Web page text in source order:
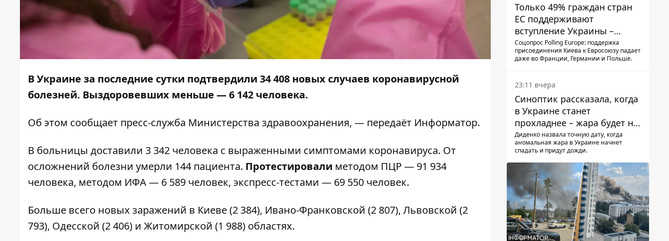
В Украине за последние сутки подтвердили 34 408 новых случаев коронавирусной
болезней. Выздоровевших меньше — 6 142 человека.
Об этом сообщает пресс-служба Министерства здравоохранения, — передаёт Информатор.
В больницы доставили 3 342 человека с выраженными симптомами коронавируса. От
осложнений болезни умерли 144 пациента. Протестировали методом ПЦР — 91 934
человека, методом ИФА — 6 589 человек, экспресс-тестами — 69 550 человек.
Больше всего новых заражений в Киеве (2 384), Ивано-Франковской (2 807), Львовской (2
793), Одесской (2 406) и Житомирской (1 988) областях.
Только 49% граждан стран
ЕС поддерживают
вступление Украины –
результаты опроса
Соцопрос Polling Europe: поддержка
присоединения Киева к Евросоюзу падает
даже во Франции, Германии и Польше.
23:11 вчера
Синоптик рассказала, когда
в Украине станет
прохладнее – жара будет не
долго
Диденко назвала точную дату, когда
аномальная жара в Украине начнет
спадать и придут дожди.